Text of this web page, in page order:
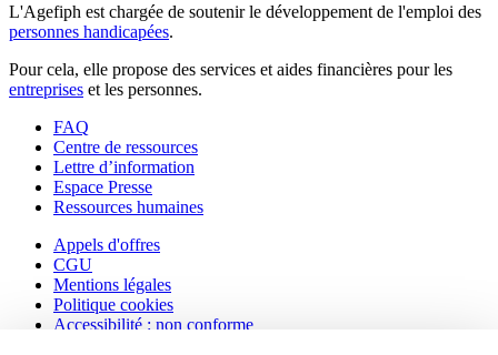
L'Agefiph est chargée de soutenir le développement de l'emploi des
personnes handicapées.
Pour cela, elle propose des services et aides financières pour les
entreprises et les personnes.
FAQ
Centre de ressources
Lettre d’information
Espace Presse
Ressources humaines
Appels d'offres
CGU
Mentions légales
Politique cookies
Accessibilité : non conforme